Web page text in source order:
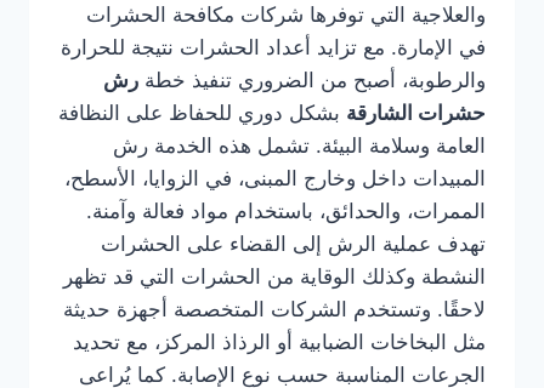
والعلاجية التي توفرها شركات مكافحة الحشرات
في الإمارة. مع تزايد أعداد الحشرات نتيجة للحرارة
والرطوبة، أصبح من الضروري تنفيذ خطة رش
حشرات الشارقة بشكل دوري للحفاظ على النظافة
العامة وسلامة البيئة. تشمل هذه الخدمة رش
المبيدات داخل وخارج المبنى، في الزوايا، الأسطح،
الممرات، والحدائق، باستخدام مواد فعالة وآمنة.
تهدف عملية الرش إلى القضاء على الحشرات
النشطة وكذلك الوقاية من الحشرات التي قد تظهر
لاحقًا. وتستخدم الشركات المتخصصة أجهزة حديثة
مثل البخاخات الضبابية أو الرذاذ المركز، مع تحديد
الجرعات المناسبة حسب نوع الإصابة. كما يُراعى